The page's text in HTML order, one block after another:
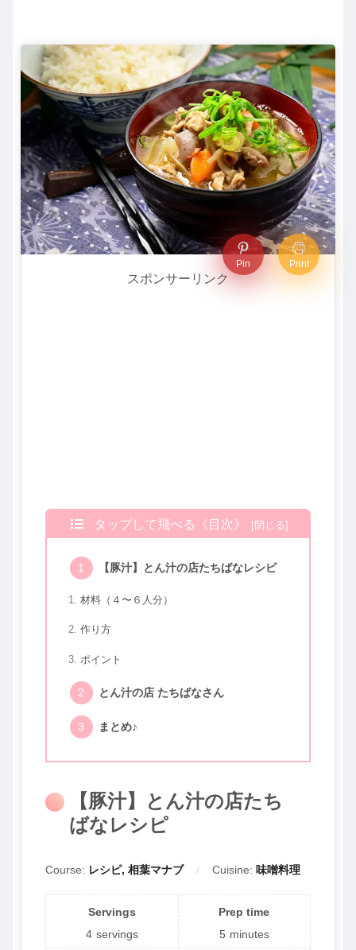
Pin Print
スポンサーリンク
タップして飛べる《目次》
【豚汁】とん汁の店たちばなレシピ
材料（４〜６人分）
作り方
ポイント
とん汁の店 たちばなさん
まとめ♪
【豚汁】とん汁の店たち
ばなレシピ
Course: レシピ, 相葉マナブ Cuisine: 味噌料理
Servings
4 servings
Prep time
5 minutes